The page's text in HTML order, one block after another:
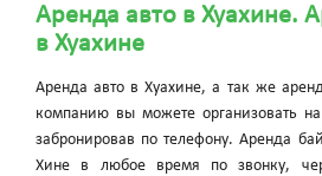
Аренда авто в Хуахине.
в Хуахине
Аренда авто в Хуахине, а так же
компанию вы можете организовать
забронировав по телефону. Аренда
Хине в любое время по звонку,